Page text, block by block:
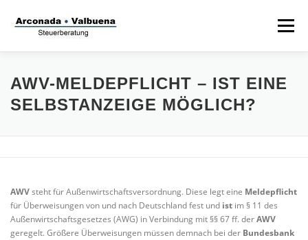
Inhalt
Menü
STARTSEITE STEUERANWALT
AWV-MELDEPFLICHT – IST EINE
SELBSTANZEIGE MÖGLICH?
AWVsteht für Außenwirtschaftsversordnung. Diese legt eine Meldepflicht
für Überweisungen von und nach Deutschland fest und ist im § 11 des
Außenwirtschaftsgesetzes (AWG) in Verbindung mit §§ 67 ff. derAWV
geregelt. Größere Überweisungen müssen demnach bei der Bundesbank